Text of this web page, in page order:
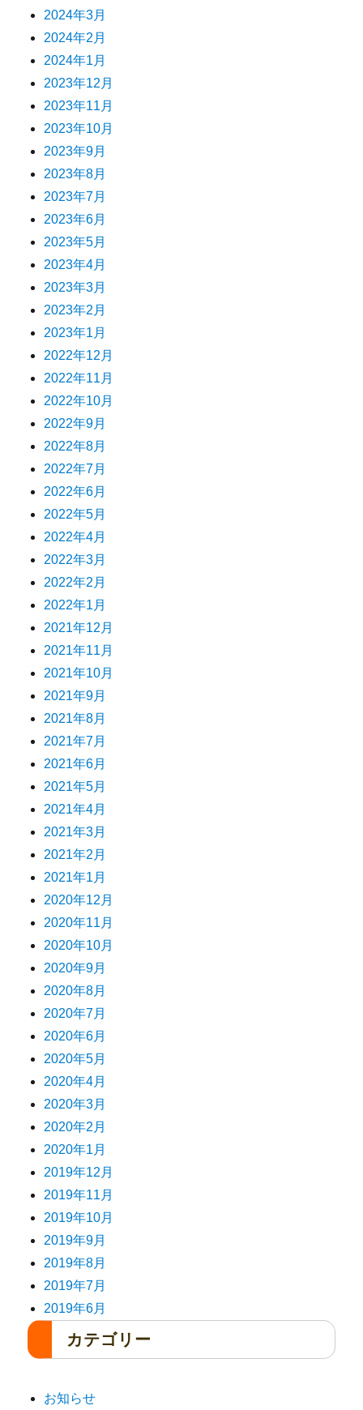
2024年3月
2024年2月
2024年1月
2023年12月
2023年11月
2023年10月
2023年9月
2023年8月
2023年7月
2023年6月
2023年5月
2023年4月
2023年3月
2023年2月
2023年1月
2022年12月
2022年11月
2022年10月
2022年9月
2022年8月
2022年7月
2022年6月
2022年5月
2022年4月
2022年3月
2022年2月
2022年1月
2021年12月
2021年11月
2021年10月
2021年9月
2021年8月
2021年7月
2021年6月
2021年5月
2021年4月
2021年3月
2021年2月
2021年1月
2020年12月
2020年11月
2020年10月
2020年9月
2020年8月
2020年7月
2020年6月
2020年5月
2020年4月
2020年3月
2020年2月
2020年1月
2019年12月
2019年11月
2019年10月
2019年9月
2019年8月
2019年7月
2019年6月
カテゴリー
お知らせ